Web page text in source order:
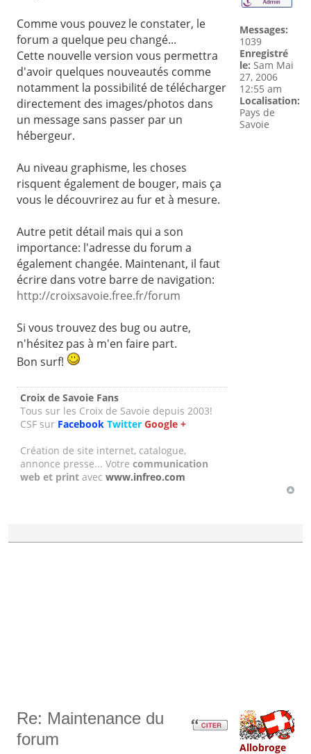
Comme vous pouvez le constater, le
forum a quelque peu changé...
Cette nouvelle version vous permettra
d'avoir quelques nouveautés comme
notamment la possibilité de télécharger
directement des images/photos dans
un message sans passer par un
hébergeur.
Au niveau graphisme, les choses
risquent également de bouger, mais ça
vous le découvrirez au fur et à mesure.
Autre petit détail mais qui a son
importance: l'adresse du forum a
également changée. Maintenant, il faut
écrire dans votre barre de navigation:
http://croixsavoie.free.fr/forum
Si vous trouvez des bug ou autre,
n'hésitez pas à m'en faire part.
Bon surf!
Croix de Savoie Fans
Tous sur les Croix de Savoie depuis 2003!
CSF sur Facebook Twitter Google +
Création de site internet, catalogue,
annonce presse... Votrecommunication
web et print avecwww.infreo.com
Messages:
1039
Enregistré
le: Sam Mai
27, 2006
12:55 am
Localisation:
Pays de
Savoie
Re: Maintenance du
forum
Allobroge